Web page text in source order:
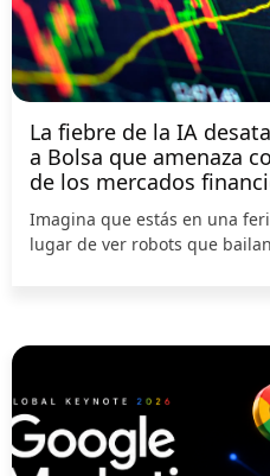
La fiebre de la IA
a Bolsa que amenaza
de los mercados
Imagina que estás en una
lugar de ver robots que